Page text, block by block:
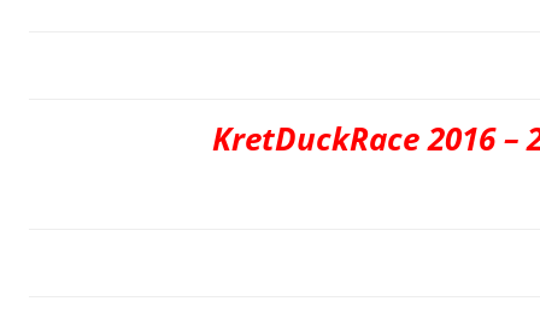
KretDuckRace 2016 –